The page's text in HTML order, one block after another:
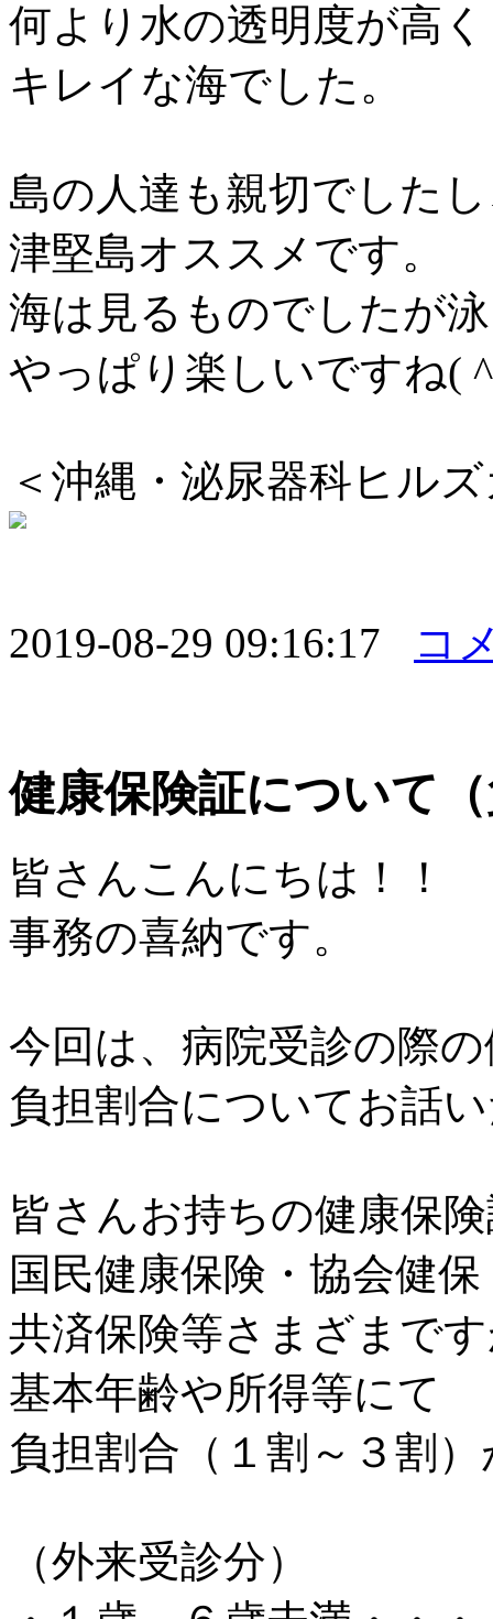
何より水の透明度が高く
キレイな海でした。
島の人達も親切でした
津堅島オススメです。
海は見るものでしたが
やっぱり楽しいですね(
＜沖縄・泌尿器科ヒル
2019-08-29 09:16:17 コ
健康保険証について
皆さんこんにちは！！
事務の喜納です。
今回は、病院受診の際
負担割合についてお話
皆さんお持ちの健康保
国民健康保険・協会健
共済保険等さまざまで
基本年齢や所得等にて
負担割合（１割～３割
（外来受診分）